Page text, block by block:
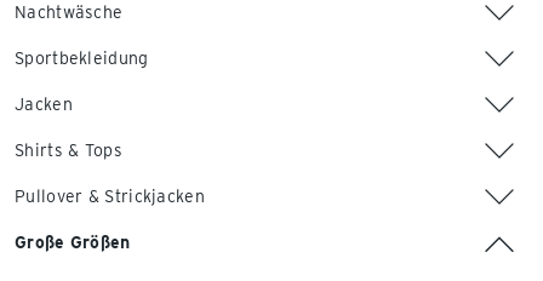
Nachtwäsche
Sportbekleidung
Jacken
Shirts & Tops
Pullover & Strickjacken
Große Größen